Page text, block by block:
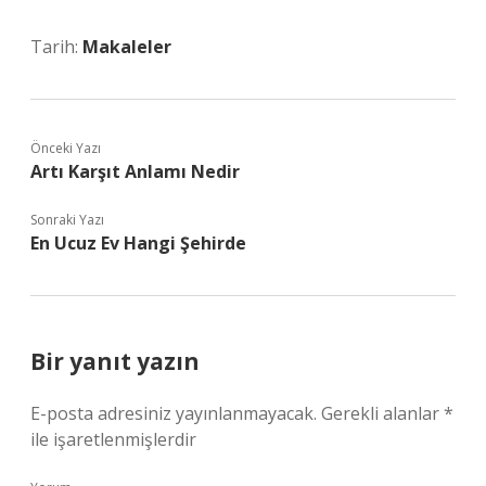
Tarih: Makaleler
Önceki Yazı
Artı Karşıt Anlamı Nedir
Sonraki Yazı
En Ucuz Ev Hangi Şehirde
Bir yanıt yazın
E-posta adresiniz yayınlanmayacak. Gerekli alanlar*
ile işaretlenmişlerdir